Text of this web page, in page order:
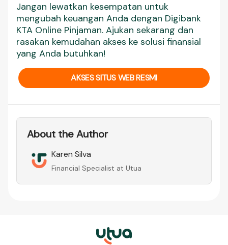
Jangan lewatkan kesempatan untuk
mengubah keuangan Anda dengan Digibank
KTA Online Pinjaman. Ajukan sekarang dan
rasakan kemudahan akses ke solusi finansial
yang Anda butuhkan!
AKSES SITUS WEB RESMI
About the Author
Karen Silva
Financial Specialist at Utua